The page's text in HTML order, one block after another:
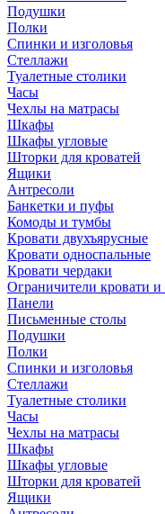
Подушки
Полки
Спинки и изголовья
Стеллажи
Туалетные столики
Часы
Чехлы на матрасы
Шкафы
Шкафы угловые
Шторки для кроватей
Ящики
Антресоли
Банкетки и пуфы
Комоды и тумбы
Кровати двухъярусные
Кровати односпальные
Кровати чердаки
Ограничители кровати
Панели
Письменные столы
Подушки
Полки
Спинки и изголовья
Стеллажи
Туалетные столики
Часы
Чехлы на матрасы
Шкафы
Шкафы угловые
Шторки для кроватей
Ящики